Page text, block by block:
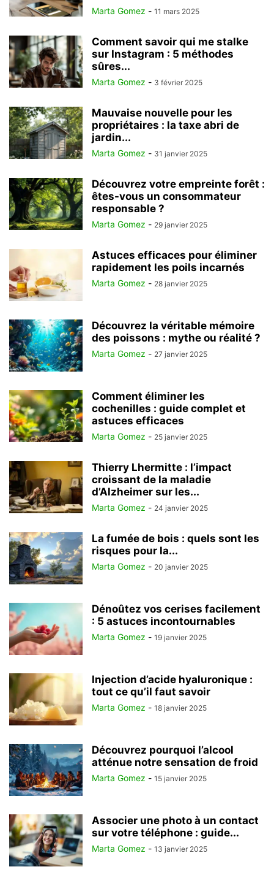
Marta Gomez - 11 mars 2025
Comment savoir qui me stalke
sur Instagram : 5 méthodes
sûres...
Marta Gomez - 3 février 2025
Mauvaise nouvelle pour les
propriétaires : la taxe abri de
jardin...
Marta Gomez - 31 janvier 2025
Découvrez votre empreinte forêt :
êtes-vous un consommateur
responsable ?
Marta Gomez - 29 janvier 2025
Astuces efficaces pour éliminer
rapidement les poils incarnés
Marta Gomez - 28 janvier 2025
Découvrez la véritable mémoire
des poissons : mythe ou réalité ?
Marta Gomez - 27 janvier 2025
Comment éliminer les
cochenilles : guide complet et
astuces efficaces
Marta Gomez - 25 janvier 2025
Thierry Lhermitte : l’impact
croissant de la maladie
d’Alzheimer sur les...
Marta Gomez - 24 janvier 2025
La fumée de bois : quels sont les
risques pour la...
Marta Gomez - 20 janvier 2025
Dénoûtez vos cerises facilement
: 5 astuces incontournables
Marta Gomez - 19 janvier 2025
Injection d’acide hyaluronique :
tout ce qu’il faut savoir
Marta Gomez - 18 janvier 2025
Découvrez pourquoi l’alcool
atténue notre sensation de froid
Marta Gomez - 15 janvier 2025
Associer une photo à un contact
sur votre téléphone : guide...
Marta Gomez - 13 janvier 2025